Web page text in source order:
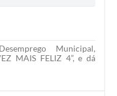
Municipal,
MAIS FELIZ 4”, e dá